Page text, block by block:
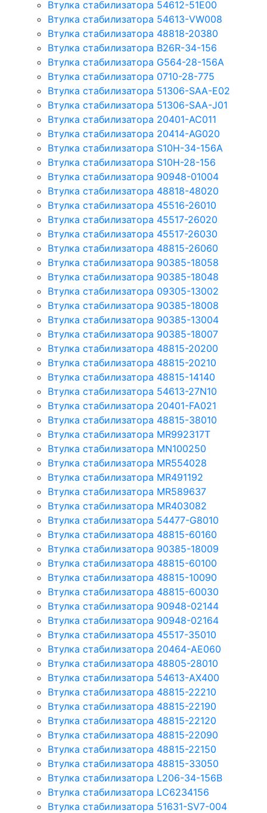
Втулка стабилизатора 54612-51E00
Втулка стабилизатора 54613-VW008
Втулка стабилизатора 48818-20380
Втулка стабилизатора B26R-34-156
Втулка стабилизатора G564-28-156A
Втулка стабилизатора 0710-28-775
Втулка стабилизатора 51306-SAA-E02
Втулка стабилизатора 51306-SAA-J01
Втулка стабилизатора 20401-AC011
Втулка стабилизатора 20414-AG020
Втулка стабилизатора S10H-34-156A
Втулка стабилизатора S10H-28-156
Втулка стабилизатора 90948-01004
Втулка стабилизатора 48818-48020
Втулка стабилизатора 45516-26010
Втулка стабилизатора 45517-26020
Втулка стабилизатора 45517-26030
Втулка стабилизатора 48815-26060
Втулка стабилизатора 90385-18058
Втулка стабилизатора 90385-18048
Втулка стабилизатора 09305-13002
Втулка стабилизатора 90385-18008
Втулка стабилизатора 90385-13004
Втулка стабилизатора 90385-18007
Втулка стабилизатора 48815-20200
Втулка стабилизатора 48815-20210
Втулка стабилизатора 48815-14140
Втулка стабилизатора 54613-27N10
Втулка стабилизатора 20401-FA021
Втулка стабилизатора 48815-38010
Втулка стабилизатора MR992317T
Втулка стабилизатора MN100250
Втулка стабилизатора MR554028
Втулка стабилизатора MR491192
Втулка стабилизатора MR589637
Втулка стабилизатора MR403082
Втулка стабилизатора 54477-G8010
Втулка стабилизатора 48815-60160
Втулка стабилизатора 90385-18009
Втулка стабилизатора 48815-60100
Втулка стабилизатора 48815-10090
Втулка стабилизатора 48815-60030
Втулка стабилизатора 90948-02144
Втулка стабилизатора 90948-02164
Втулка стабилизатора 45517-35010
Втулка стабилизатора 20464-AE060
Втулка стабилизатора 48805-28010
Втулка стабилизатора 54613-AX400
Втулка стабилизатора 48815-22210
Втулка стабилизатора 48815-22190
Втулка стабилизатора 48815-22120
Втулка стабилизатора 48815-22090
Втулка стабилизатора 48815-22150
Втулка стабилизатора 48815-33050
Втулка стабилизатора L206-34-156B
Втулка стабилизатора LC6234156
Втулка стабилизатора 51631-SV7-004